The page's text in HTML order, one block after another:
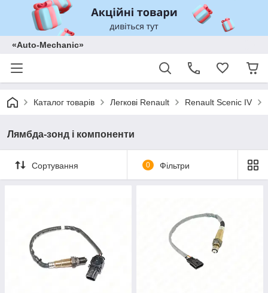
«Auto-Mechanic»
Каталог товарів Легкові Renault Renault Scenic IV
Лямбда-зонд і компоненти
Сортування 0 Фільтри